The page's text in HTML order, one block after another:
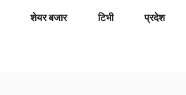
शेयर बजार टिभी प्रदेश